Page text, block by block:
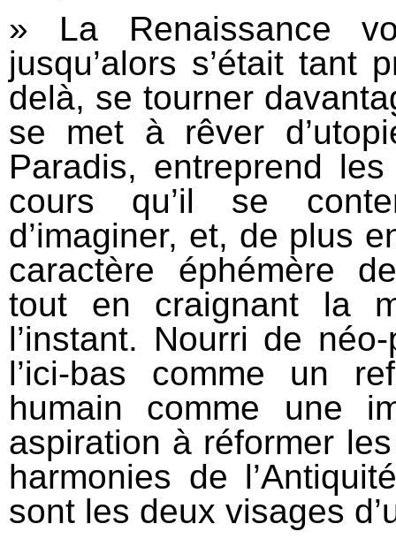
» La Renaissance
jusqu’alors s’était tant
delà, se tourner
se met à rêver
Paradis, entreprend
cours qu’il se
d’imaginer, et, de plus
caractère éphémère
tout en craignant la
l’instant. Nourri de
l’ici‐bas comme un
humain comme une
aspiration à réformer
harmonies de
sont les deux visages